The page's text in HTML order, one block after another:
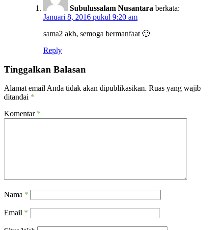
Subulussalam Nusantara berkata:
Januari 8, 2016 pukul 9:20 am
sama2 akh, semoga bermanfaat 🙂
Reply
Tinggalkan Balasan
Alamat email Anda tidak akan dipublikasikan. Ruas yang wajib
ditandai *
Komentar *
Nama *
Email *